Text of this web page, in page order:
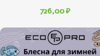
726,00 ₽